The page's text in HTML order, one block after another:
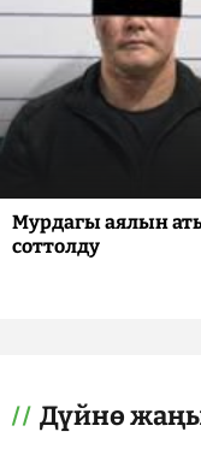
Мурдагы аялын
соттолду
Дүйнө